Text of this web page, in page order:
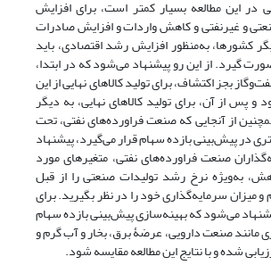
این مطالعه بسیار کمتر است، برای افزایش
و غیرنفتی و کاهش واردات و افزایش صادرات
کشورها، به‌منظور افزایش رشد اقتصادی، باید
گیرد. از این رو پیشنهاد می‌شود که در ابتدا،
بجز اکتشاف، برای تولید کالاهای نهایی از این
پس از آن، برای تولید کالاهای نهایی، به دیگر
از آنجایی که صنعت فراورده‌های نفتی، تحت
در پیش‌بینی بازده سهام قرار می‌گیرد، پیشنهاد
صنعت فراورده‌های نفتی، متغیرهای مورد
به‌ویژه نرخ رشد تولیدات صنعتی را از قبل
و میزان سرمایه‌گذاری خود را در نظر بگیرید. برای
می‌شود که بهینه‌سازی پیش‌بینی بازده سهام
مانند صنعت دارویی، عرضۀ برق، بخار و آب گرم و
شده و با نتایج این مطالعه مقایسه شود.